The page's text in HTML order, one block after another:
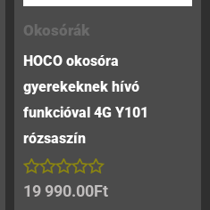
Okosórák
HOCO okosóra
gyerekeknek hívó
funkcióval 4G Y101
rózsaszín
Értékelés:
19 990.00Ft